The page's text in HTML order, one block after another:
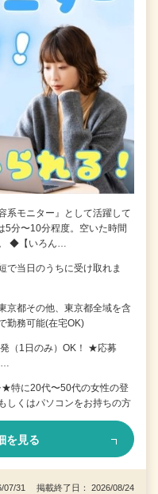
系モニター』として活躍して
5分〜10分程度。空いた時間
◆【いろん…
当日のうちに受け取れま
都その他、東京都全域を含
勤務可能(在宅OK)
（1日のみ）OK！ ★応募
…
特に20代〜50代の女性の登
くはパソコンをお持ちの方
を見る
07/31 掲載終了日： 2026/08/24